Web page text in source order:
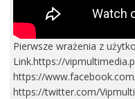
Pierwsze wrażenia z
Link.https://
https://
https://twitter.com/